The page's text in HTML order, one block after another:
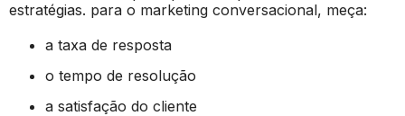
estratégias. para o marketing conversacional, meça:
a taxa de resposta
o tempo de resolução
a satisfação do cliente